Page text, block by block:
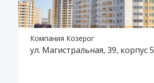
Компания Козерог
ул. Магистральная, 39, корпус 5